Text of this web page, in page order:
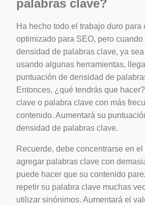
palabras clave?
Ha hecho todo el trabajo duro para
optimizado para SEO, pero cuando
densidad de palabras clave, ya
usando algunas herramientas,
puntuación de densidad de
Entonces, ¿qué tendrás que
clave o palabra clave con más
contenido. Aumentará su
densidad de palabras clave.
Recuerde, debe concentrarse en el
agregar palabras clave con
puede hacer que su contenido
repetir su palabra clave muchas
utilizar sinónimos. Aumentará el